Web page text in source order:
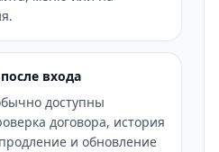
входа
доступны
договора, история
и обновление